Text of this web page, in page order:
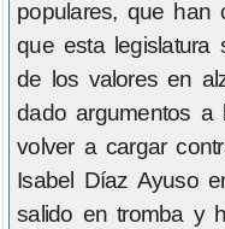
populares, que han
que esta legislatura
de los valores en
dado argumentos a
volver a cargar
Isabel Díaz Ayuso
salido en tromba y